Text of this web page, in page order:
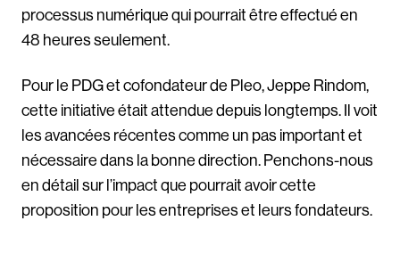
processus numérique qui pourrait être effectué en
48 heures seulement.
Pour le PDG et cofondateur de Pleo, Jeppe Rindom,
cette initiative était attendue depuis longtemps. Il voit
les avancées récentes comme un pas important et
nécessaire dans la bonne direction. Penchons-nous
en détail sur l’impact que pourrait avoir cette
proposition pour les entreprises et leurs fondateurs.